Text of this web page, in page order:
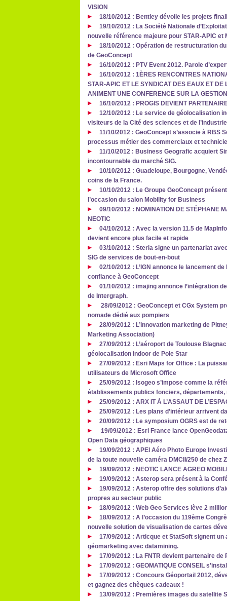
VISION
18/10/2012 : Bentley dévoile les projets
19/10/2012 : La Société Nationale
nouvelle référence majeure pour STAR-APIC et
18/10/2012 : Opération de restructuration
de GeoConcept
16/10/2012 : PTV Event 2012. Parole
16/10/2012 : 1ÈRES RENCONTRES
STAR-APIC ET LE SYNDICAT DES EAUX ET
ANIMENT UNE CONFERENCE SUR LA
16/10/2012 : PROGIS DEVIENT
12/10/2012 : Le service de géolocalisation
visiteurs de la Cité des sciences et de
11/10/2012 : GeoConcept s’associe à RBS
processus métier des commerciaux et
11/10/2012 : Business Geografic acquiert
incontournable du marché SIG.
10/10/2012 : Guadeloupe, Bourgogne,
coins de la France.
10/10/2012 : Le Groupe GeoConcept
l’occasion du salon Mobility for Business
09/10/2012 : NOMINATION DE STÉPHANE
NEOTIC
04/10/2012 : Avec la version 11.5 de
devient encore plus facile et rapide
03/10/2012 : Steria signe un partenariat
SIG de services de bout-en-bout
02/10/2012 : L’IGN annonce le lancement
confiance à GeoConcept
01/10/2012 : imajing annonce l’intégration
de Intergraph.
28/09/2012 : GeoConcept et CGx System
nomade dédié aux pompiers
28/09/2012 : L’innovation marketing de
Marketing Association)
27/09/2012 : L’aéroport de Toulouse
géolocalisation indoor de Pole Star
27/09/2012 : Esri Maps for Office : La
utilisateurs de Microsoft Office
25/09/2012 : Isogeo s’impose comme la
établissements publics fonciers, départements,
25/09/2012 : ARX IT À L’ASSAUT DE
25/09/2012 : Les plans d’intérieur arrivent
20/09/2012 : Le symposium OGRS est de
19/09/2012 : Esri France lance
Open Data géographiques
19/09/2012 : APEI Aéro Photo Europe
de la toute nouvelle caméra DMCII/250 de chez
19/09/2012 : NEOTIC LANCE AGREO
19/09/2012 : Asterop sera présent à la
19/09/2012 : Asterop offre des solutions
propres au secteur public
18/09/2012 : Web Geo Services lève 2
18/09/2012 : A l’occasion du 119ème
nouvelle solution de visualisation de cartes
17/09/2012 : Articque et StatSoft signent
géomarketing avec datamining.
17/09/2012 : La FNTR devient partenaire de
17/09/2012 : GEOMATIQUE CONSEIL
17/09/2012 : Concours Géoportail 2012,
et gagnez des chèques cadeaux !
13/09/2012 : Premières images du satellite